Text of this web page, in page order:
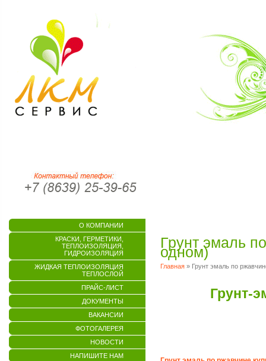
О КОМПАНИИ
КРАСКИ, ГЕРМЕТИКИ,
ТЕПЛОИЗОЛЯЦИЯ,
ГИДРОИЗОЛЯЦИЯ
ЖИДКАЯ ТЕПЛОИЗОЛЯЦИЯ
ТЕПЛОСЛОЙ
ПРАЙС-ЛИСТ
ДОКУМЕНТЫ
ВАКАНСИИ
ФОТОГАЛЕРЕЯ
НОВОСТИ
НАПИШИТЕ НАМ
Грунт эмаль
одном)
Главная » Грунт эмаль по
Грунт-